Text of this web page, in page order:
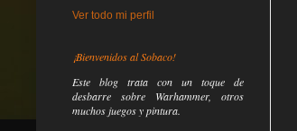
Ver todo mi perfil
¡Bienvenidos al Sobaco!
Este blog trata con un toque de
desbarre sobre Warhammer, otros
muchos juegos y pintura.